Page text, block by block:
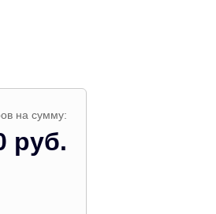
на сумму:
руб.